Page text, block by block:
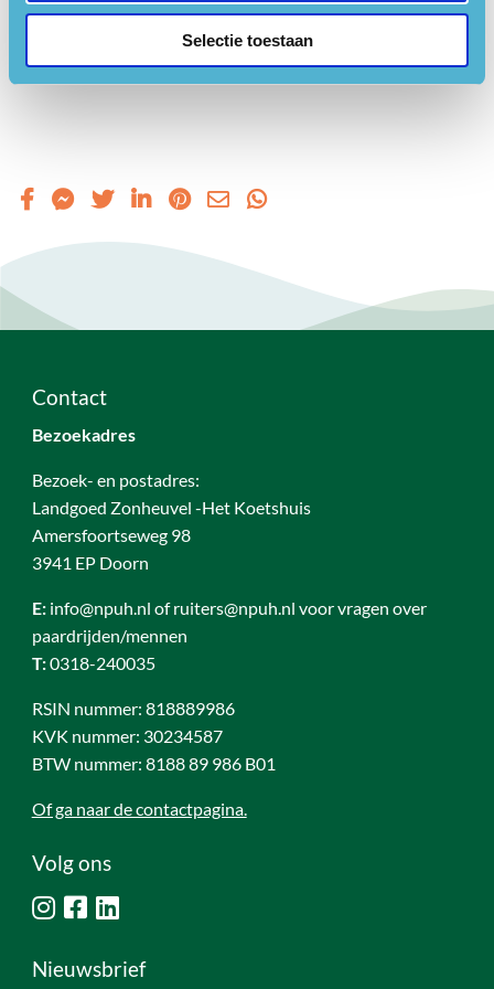
Selectie toestaan
onderzoeksagendavan Nationaal Park Utrechtse Heuvelrug,
om zo bij te dragen aan de bescherming, het behoud en de
ontwikkeling van natuur, landschap en erfgoed.
Contact
Bezoekadres
Bezoek- en postadres:
Landgoed Zonheuvel -Het Koetshuis
Amersfoortseweg 98
3941 EP Doorn
E:info@npuh.nl of ruiters@npuh.nl voor vragen over
paardrijden/mennen
T:0318-240035
RSIN nummer: 818889986
KVK nummer: 30234587
BTW nummer: 8188 89 986 B01
Of ga naar de contactpagina.
Volg ons
Nieuwsbrief